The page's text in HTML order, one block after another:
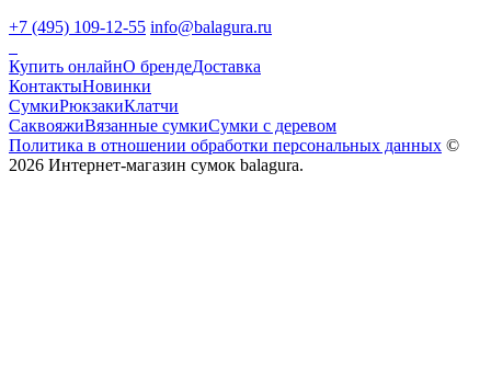
+7 (495) 109-12-55 info@balagura.ru
Купить онлайнО брендеДоставка
КонтактыНовинки
СумкиРюкзакиКлатчи
СаквояжиВязанные сумкиСумки с деревом
Политика в отношении обработки персональных данных ©
2026 Интернет-магазин сумок balagura.